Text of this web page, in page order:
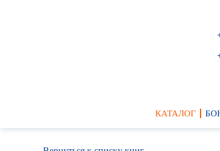
КАТАЛОГ